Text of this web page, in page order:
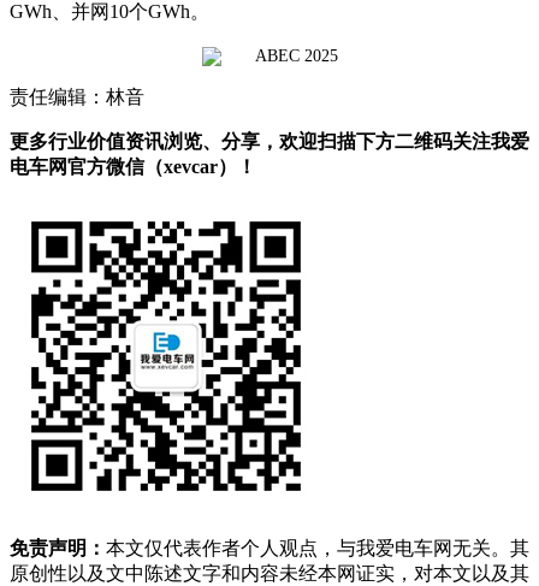
GWh、并网10个GWh。
责任编辑：林音
更多行业价值资讯浏览、分享，欢迎扫描下方二维码关注我爱
电车网官方微信（xevcar）！
免责声明： 本文仅代表作者个人观点，与我爱电车网无关。其
原创性以及文中陈述文字和内容未经本网证实，对本文以及其